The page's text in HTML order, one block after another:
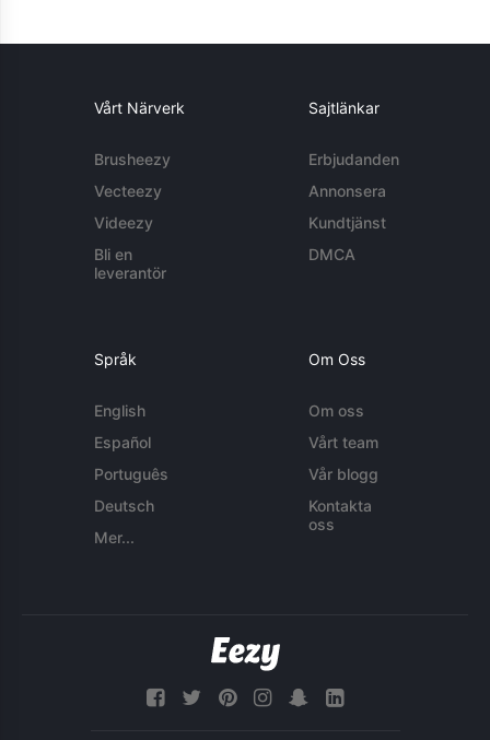
Vårt Närverk
Brusheezy
Vecteezy
Videezy
Bli en
leverantör
Sajtlänkar
Erbjudanden
Annonsera
Kundtjänst
DMCA
Språk
English
Español
Português
Deutsch
Mer...
Om Oss
Om oss
Vårt team
Vår blogg
Kontakta
oss